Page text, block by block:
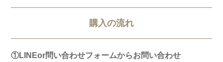
購入の流れ
①LINEor問い合わせフォームからお問い合わせ